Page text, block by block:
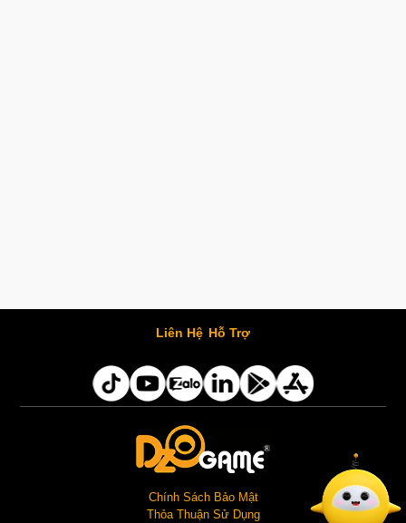
Liên Hệ Hỗ Trợ
Chính Sách Bảo Mật
Thỏa Thuận Sử Dụng